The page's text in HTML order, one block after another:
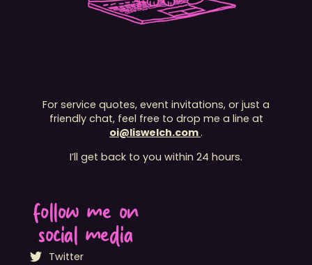
For service quotes, event invitations, or just a
friendly chat, feel free to drop me a line at
oi@liswelch.com.
I’ll get back to you within 24 hours.
follow me on
social media
Twitter